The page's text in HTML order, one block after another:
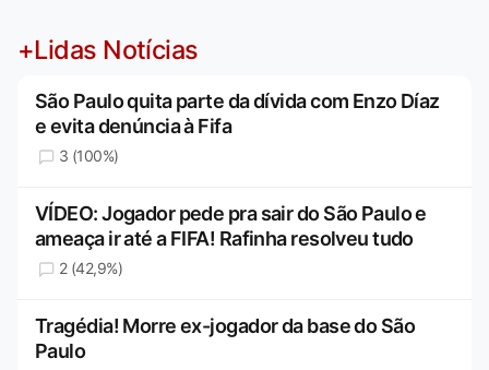
+Lidas Notícias
São Paulo quita parte da dívida com Enzo Díaz
e evita denúncia à Fifa
3 (100%)
VÍDEO: Jogador pede pra sair do São Paulo e
ameaça ir até a FIFA! Rafinha resolveu tudo
2 (42,9%)
Tragédia! Morre ex-jogador da base do São
Paulo